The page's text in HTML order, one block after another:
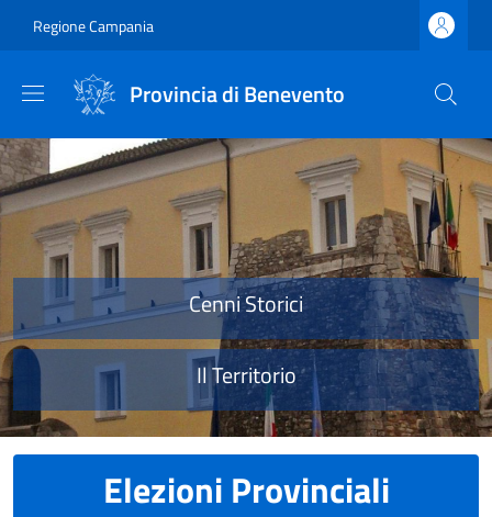
Regione Campania
Provincia di Benevento
Provincia di Benevento
Cenni Storici
Il Territorio
Elezioni Provinciali